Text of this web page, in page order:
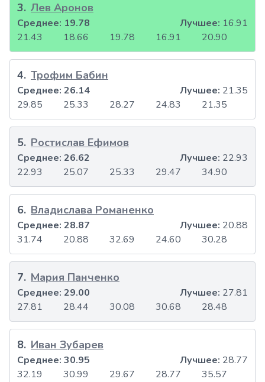
3. Лев Аронов
21.43 18.66 19.78 16.91 20.90
Среднее: 19.78 Лучшее: 16.91
4. Трофим Бабин
29.85 25.33 28.27 24.83 21.35
Среднее: 26.14 Лучшее: 21.35
5. Ростислав Ефимов
22.93 25.07 25.33 29.47 34.90
Среднее: 26.62 Лучшее: 22.93
6. Владислава Романенко
31.74 20.88 32.69 24.60 30.28
Среднее: 28.87 Лучшее: 20.88
7. Мария Панченко
27.81 28.44 30.08 30.68 28.48
Среднее: 29.00 Лучшее: 27.81
8. Иван Зубарев
32.19 30.99 29.67 28.77 35.57
Среднее: 30.95 Лучшее: 28.77